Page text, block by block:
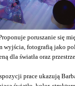
poruszanie się
wyjścia, fotografią jako
dla światła oraz
prace ukazują